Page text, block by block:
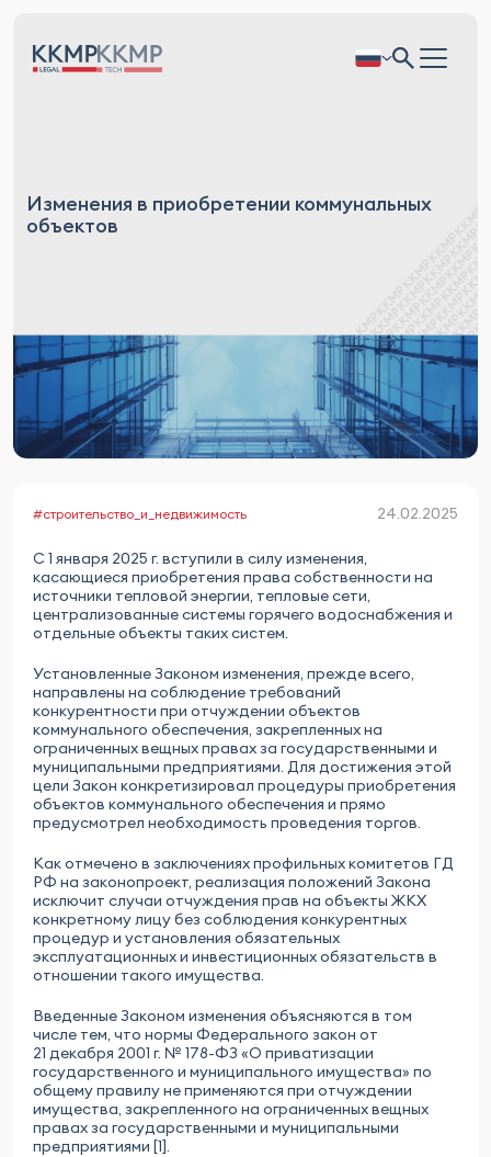
Изменения в приобретении коммунальных
объектов
#строительство_и_недвижимость 24.02.2025
С 1 января 2025 г. вступили в силу изменения,
касающиеся приобретения права собственности на
источники тепловой энергии, тепловые сети,
централизованные системы горячего водоснабжения и
отдельные объекты таких систем.
Установленные Законом изменения, прежде всего,
направлены на соблюдение требований
конкурентности при отчуждении объектов
коммунального обеспечения, закрепленных на
ограниченных вещных правах за государственными и
муниципальными предприятиями. Для достижения этой
цели Закон конкретизировал процедуры приобретения
объектов коммунального обеспечения и прямо
предусмотрел необходимость проведения торгов.
Как отмечено в заключениях профильных комитетов ГД
РФ на законопроект, реализация положений Закона
исключит случаи отчуждения прав на объекты ЖКХ
конкретному лицу без соблюдения конкурентных
процедур и установления обязательных
эксплуатационных и инвестиционных обязательств в
отношении такого имущества.
Введенные Законом изменения объясняются в том
числе тем, что нормы Федерального закон от
21 декабря 2001 г. № 178-ФЗ «О приватизации
государственного и муниципального имущества» по
общему правилу не применяются при отчуждении
имущества, закрепленного на ограниченных вещных
правах за государственными и муниципальными
предприятиями [1].